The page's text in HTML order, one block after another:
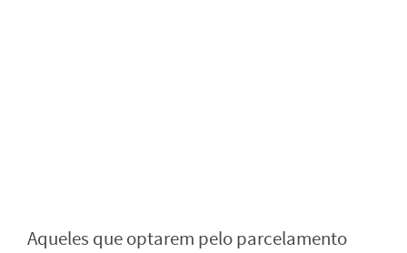
Aqueles que optarem pelo parcelamento